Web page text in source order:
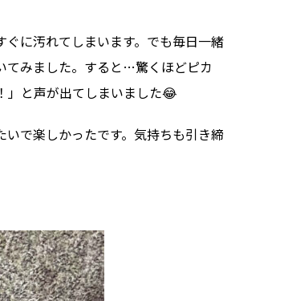
に汚れてしまいます。でも毎日一緒
てみました。すると…驚くほどピカ
」と声が出てしまいました😂
で楽しかったです。気持ちも引き締